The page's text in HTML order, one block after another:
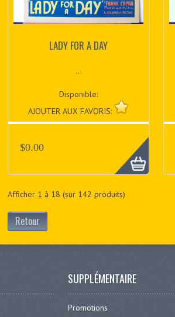
LADY FOR A DAY
...
Disponible:
AJOUTER AUX FAVORIS:
$0.00
Afficher 1 à 18 (sur 142 produits)
Retour
SUPPLÉMENTAIRE
Promotions